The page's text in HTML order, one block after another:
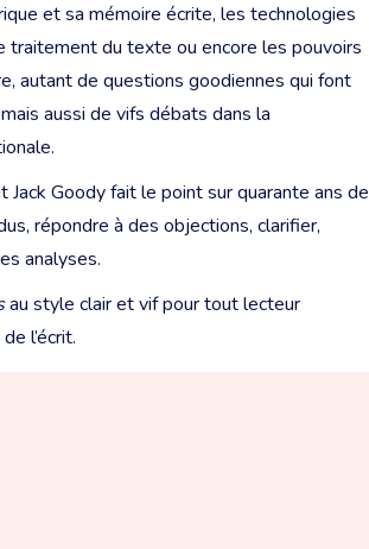
et sa mémoire écrite, les technologies
traitement du texte ou encore les pouvoirs
autant de questions goodiennes qui font
aussi de vifs débats dans la
Jack Goody fait le point sur quarante ans de
répondre à des objections, clarifier,
analyses.
au style clair et vif pour tout lecteur
l’écrit.